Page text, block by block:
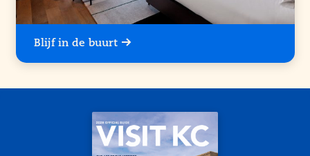
Blijf in de buurt